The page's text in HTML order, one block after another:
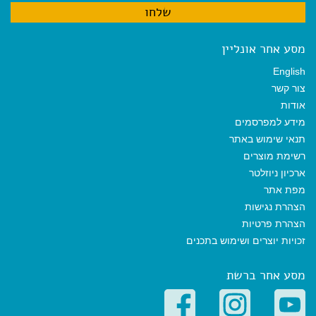
מסע אחר אונליין
English
צור קשר
אודות
מידע למפרסמים
תנאי שימוש באתר
רשימת מוצרים
ארכיון ניוזלטר
מפת אתר
הצהרת נגישות
הצהרת פרטיות
זכויות יוצרים ושימוש בתכנים
מסע אחר ברשת